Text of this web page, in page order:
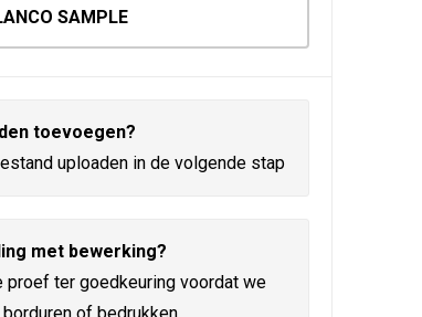
SAMPLE
toevoegen?
uploaden in de volgende stap
met bewerking?
proef ter goedkeuring voordat we